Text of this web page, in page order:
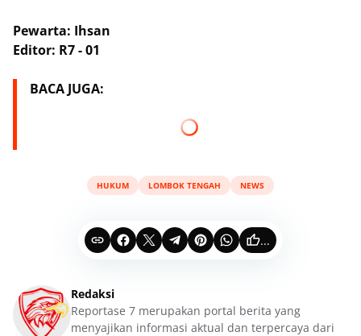
Pewarta: Ihsan
Editor: R7 - 01
BACA JUGA:
HUKUM LOMBOK TENGAH NEWS
...
Redaksi
Reportase 7 merupakan portal berita yang
menyajikan informasi aktual dan terpercaya dari